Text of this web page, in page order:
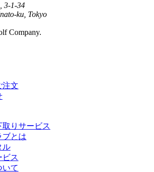
3-1-34
ku, Tokyo
Company.
注文
りサービス
ブとは
ル
ビス
いて